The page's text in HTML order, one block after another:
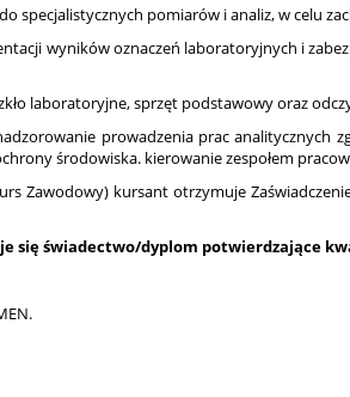
specjalistycznych pomiarów i analiz, w celu
wyników oznaczeń laboratoryjnych i
laboratoryjne, sprzęt podstawowy oraz
prowadzenia prac analitycznych
środowiska. kierowanie zespołem
Zawodowy) kursant otrzymuje
się świadectwo/dyplom potwierdzające